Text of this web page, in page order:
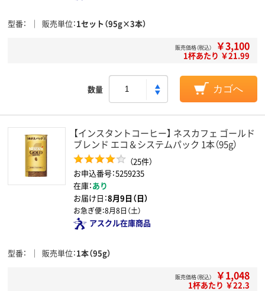
型番 販売単位 1セット（95g×3本）
販売価格（税込） ￥3,100
1杯あたり ￥21.99
数量 カゴへ
【インスタントコーヒー】 ネスカフェ ゴールド
ブレンド エコ＆システムパック 1本（95g）
（25件）
お申込番号：5259235
在庫：あり
お届け日：8月9日（日）
お急ぎ便：8月8日（土）
アスクル在庫商品
型番 販売単位 1本（95g）
販売価格（税込） ￥1,048
1杯あたり ￥22.3